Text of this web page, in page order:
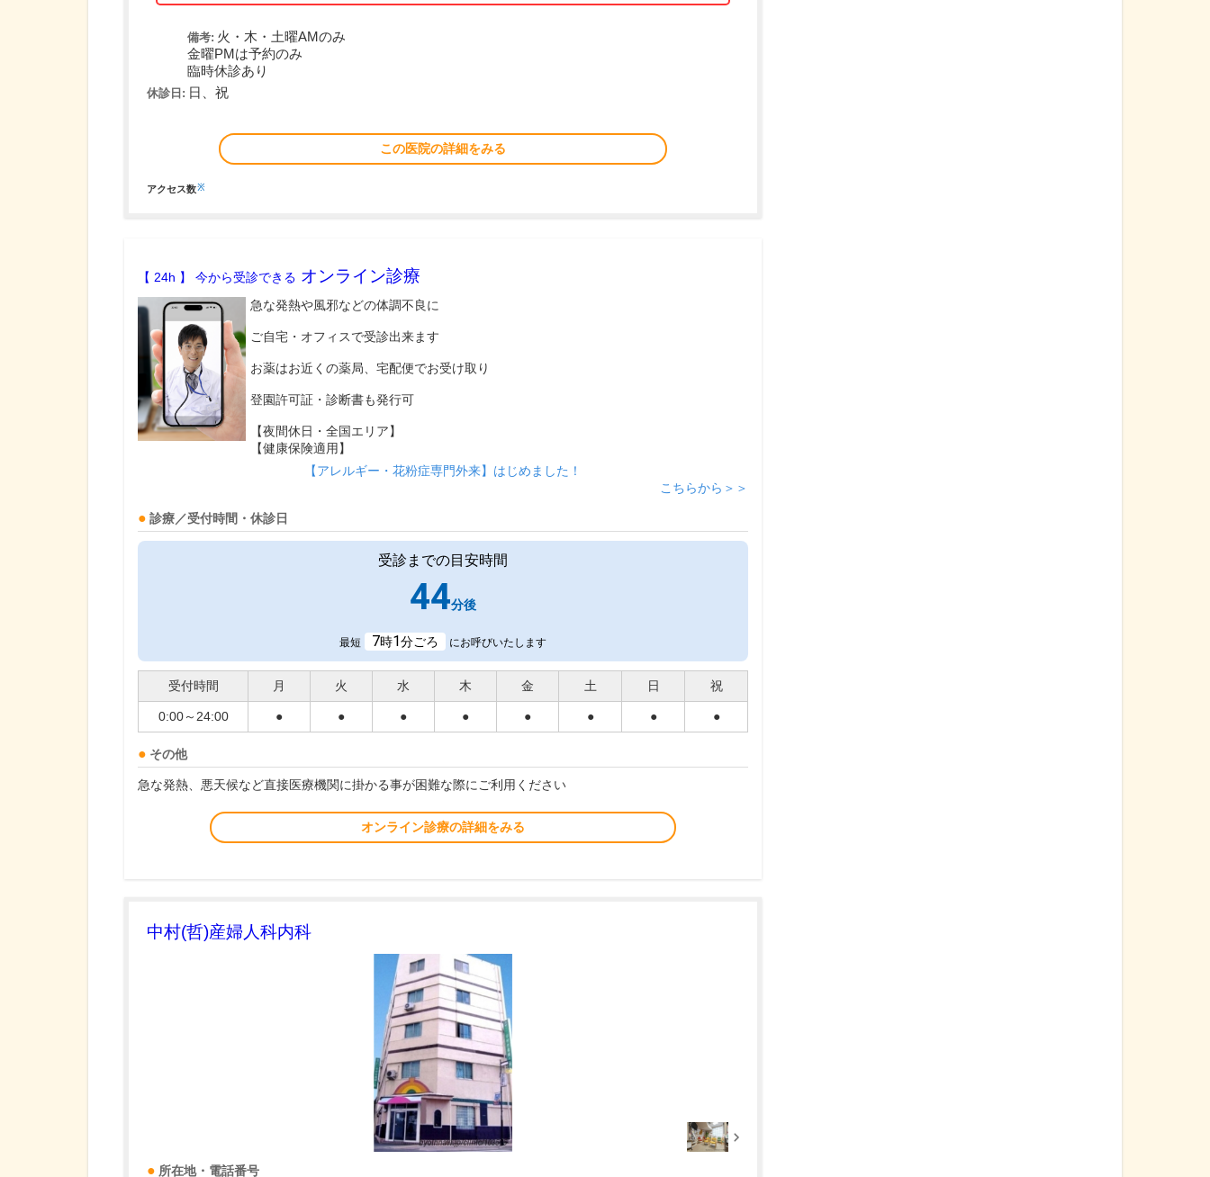
備考: 火・木・土曜AMのみ
金曜PMは予約のみ
臨時休診あり
休診日: 日、祝
この医院の詳細をみる
アクセス数※
【 24h 】 今から受診できる オンライン診療
急な発熱や風邪などの体調不良に
ご自宅・オフィスで受診出来ます
お薬はお近くの薬局、宅配便でお受け取り
登園許可証・診断書も発行可
【夜間休日・全国エリア】
【健康保険適用】
【アレルギー・花粉症専門外来】はじめました！
こちらから＞＞
診療／受付時間・休診日
受診までの目安時間
44分後
最短 7時1分ごろ にお呼びいたします
受付時間 月 火 水 木 金 土 日 祝
0:00～24:00 ● ● ● ● ● ● ● ●
その他
急な発熱、悪天候など直接医療機関に掛かる事が困難な際にご利用ください
オンライン診療の詳細をみる
中村(哲)産婦人科内科
所在地・電話番号